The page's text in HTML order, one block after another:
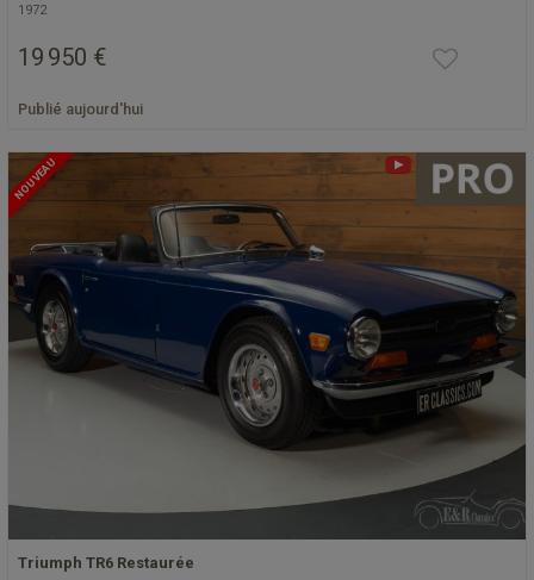
1972
19 950 €
Publié aujourd'hui
NOUVEAU
Triumph TR6 Restaurée